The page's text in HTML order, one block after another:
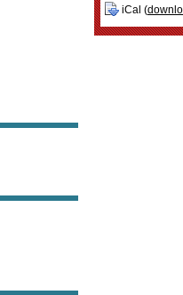
iCal (